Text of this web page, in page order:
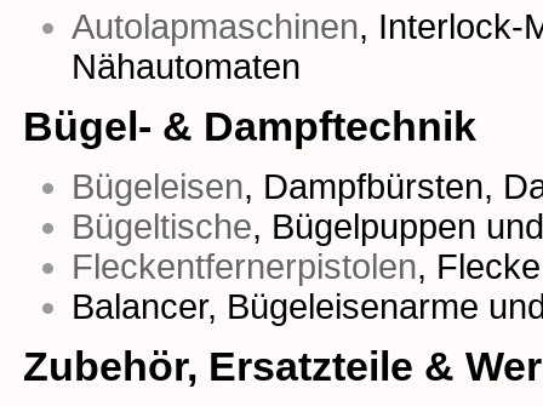
Autolapmaschinen, Interlock-
Nähautomaten
Bügel- & Dampftechnik
Bügeleisen, Dampfbürsten,
Bügeltische, Bügelpuppen
Fleckentfernerpistolen,
Balancer, Bügeleisenarme
Zubehör, Ersatzteile &